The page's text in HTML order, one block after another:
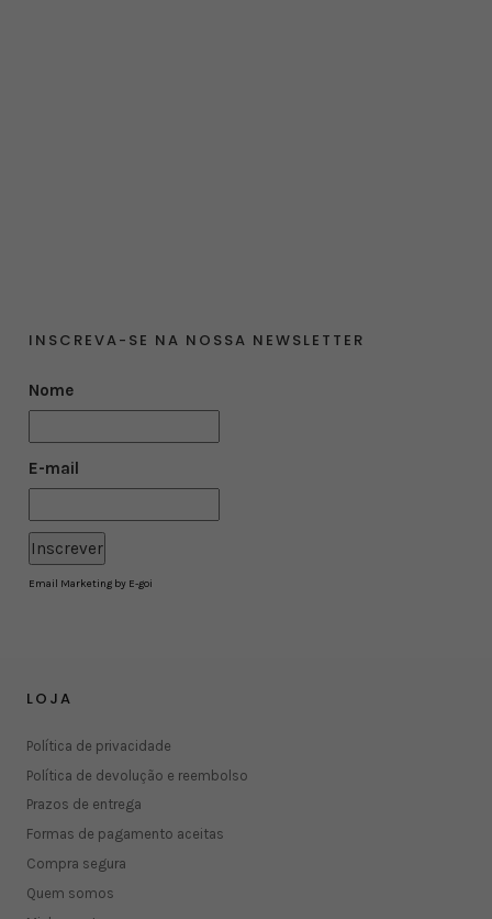
INSCREVA-SE NA NOSSA NEWSLETTER
Nome
E-mail
Email Marketing by E-goi
LOJA
Política de privacidade
Política de devolução e reembolso
Prazos de entrega
Formas de pagamento aceitas
Compra segura
Quem somos